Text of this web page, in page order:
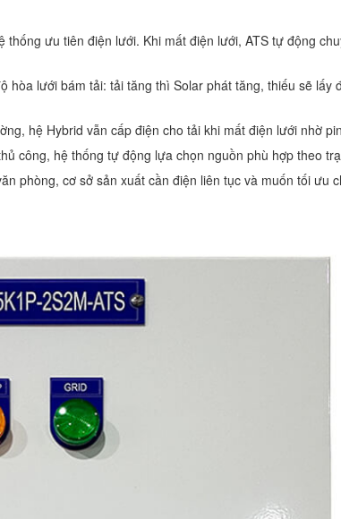
thống ưu tiên điện lưới. Khi mất điện lưới, ATS tự động
hòa lưới bám tải: tải tăng thì Solar phát tăng, thiếu sẽ lấy
hệ Hybrid vẫn cấp điện cho tải khi mất điện lưới nhờ
công, hệ thống tự động lựa chọn nguồn phù hợp theo
phòng, cơ sở sản xuất cần điện liên tục và muốn tối ưu